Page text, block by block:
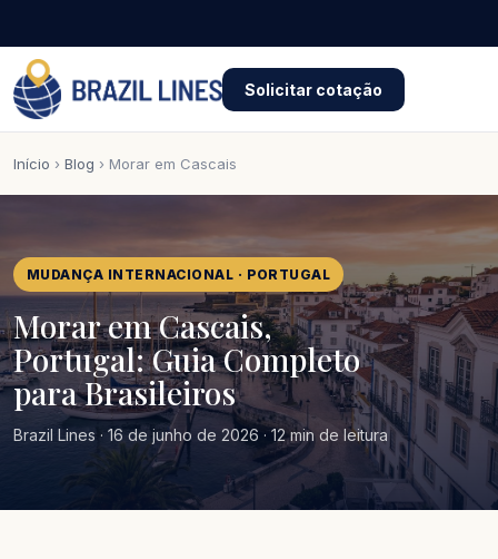
Solicitar cotação
Início › Blog › Morar em Cascais
MUDANÇA INTERNACIONAL · PORTUGAL
Morar em Cascais,
Portugal: Guia Completo
para Brasileiros
Brazil Lines · 16 de junho de 2026 · 12 min de leitura